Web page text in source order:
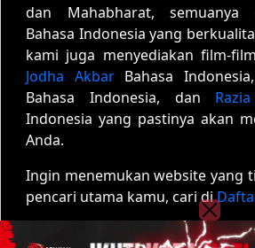
dan Mahabharat, semuanya
Bahasa Indonesia yang
kami juga menyediakan film-
Jodha AkbarBahasa Indonesia,
Bahasa Indonesia, dan
Indonesia yang pastinya akan
Anda.
Ingin menemukan website yang
pencari utama kamu, cari di